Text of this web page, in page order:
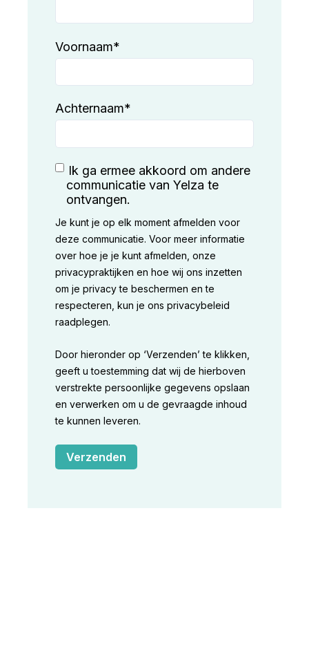
Voornaam*
Achternaam*
Ik ga ermee akkoord om andere
communicatie van Yelza te
ontvangen.
Je kunt je op elk moment afmelden voor
deze communicatie. Voor meer informatie
over hoe je je kunt afmelden, onze
privacypraktijken en hoe wij ons inzetten
om je privacy te beschermen en te
respecteren, kun je ons privacybeleid
raadplegen.
Door hieronder op ‘Verzenden’ te klikken,
geeft u toestemming dat wij de hierboven
verstrekte persoonlijke gegevens opslaan
en verwerken om u de gevraagde inhoud
te kunnen leveren.